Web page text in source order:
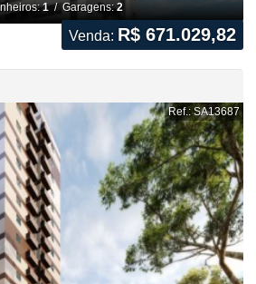
1/ Garagens:2
Venda: R$ 671.029,82
Ref.: SA13687